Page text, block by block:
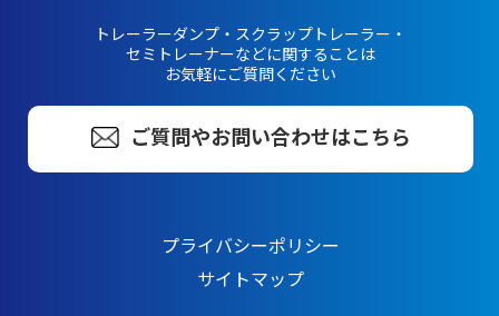
トレーラーダンプ・スクラップトレーラー・
セミトレーナーなどに関することは
お気軽にご質問ください
ご質問やお問い合わせはこちら
プライバシーポリシー
サイトマップ